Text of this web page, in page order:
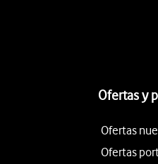
Ofertas y
Ofertas
Ofertas